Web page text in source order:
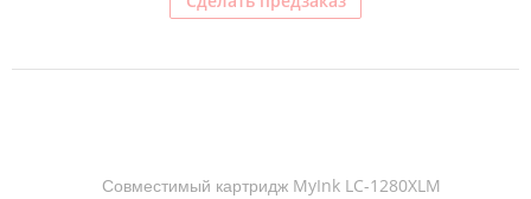
Совместимый картридж MyInk LC-1280XLM